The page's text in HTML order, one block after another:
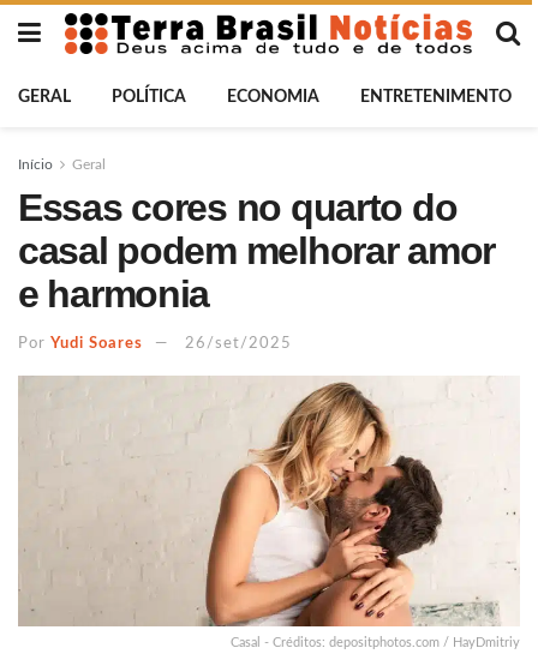
GERAL POLÍTICA ECONOMIA ENTRETENIMENTO
Início Geral
Essas cores no quarto do
casal podem melhorar amor
e harmonia
Por Yudi Soares 26/set/2025
Casal - Créditos: depositphotos.com / HayDmitriy